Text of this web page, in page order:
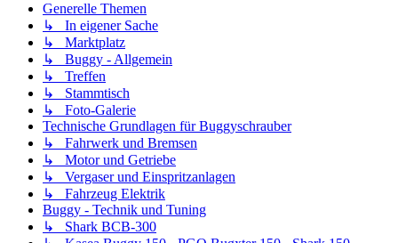
Generelle Themen
↳ In eigener Sache
↳ Marktplatz
↳ Buggy - Allgemein
↳ Treffen
↳ Stammtisch
↳ Foto-Galerie
Technische Grundlagen für Buggyschrauber
↳ Fahrwerk und Bremsen
↳ Motor und Getriebe
↳ Vergaser und Einspritzanlagen
↳ Fahrzeug Elektrik
Buggy - Technik und Tuning
↳ Shark BCB-300